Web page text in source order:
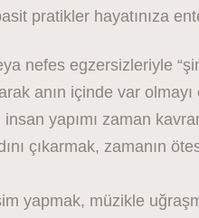
pratikler hayatınıza
nefes egzersizleriyle
anın içinde var olmayı
yapımı zaman
çıkarmak, zamanın
yapmak, müzikle